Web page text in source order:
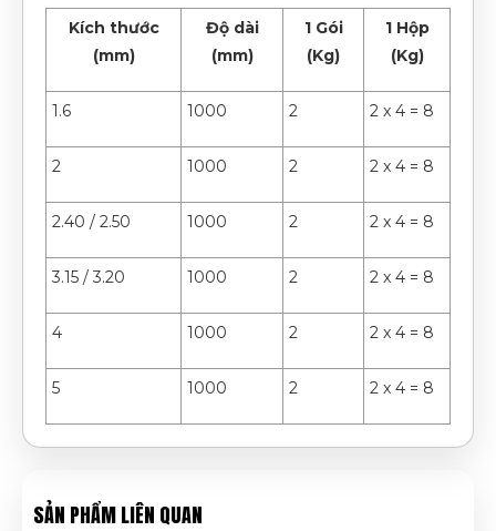
Kích thước
(mm)
Độ dài
(mm)
1 Gói
(Kg)
1 Hộp
(Kg)
1.6 1000 2 2 x 4 = 8
2 1000 2 2 x 4 = 8
2.40 / 2.50 1000 2 2 x 4 = 8
3.15 / 3.20 1000 2 2 x 4 = 8
4 1000 2 2 x 4 = 8
5 1000 2 2 x 4 = 8
SẢN PHẨM LIÊN QUAN